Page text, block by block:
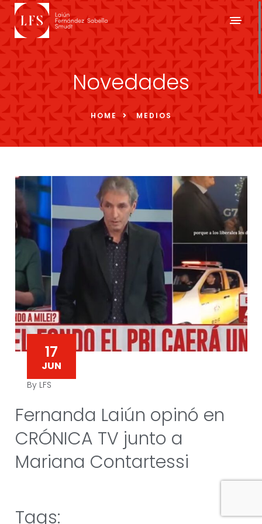
Novedades
HOME MEDIOS
17
JUN
By LFS
Fernanda Laiún opinó en
CRÓNICA TV junto a
Mariana Contartessi
Tags: